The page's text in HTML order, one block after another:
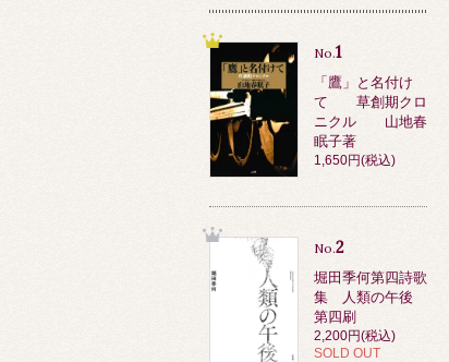
No.1
「鷹」と名付け
て 草創期クロ
ニクル 山地春
眠子著
1,650円(税込)
No.2
堀田季何第四詩歌
集 人類の午後
第四刷
2,200円(税込)
SOLD OUT